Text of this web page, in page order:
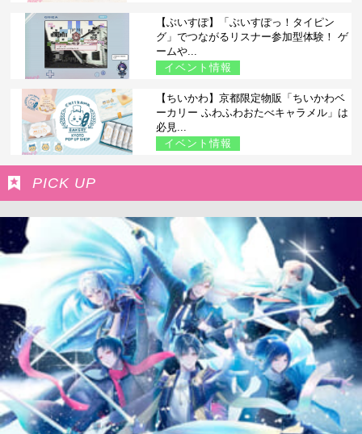
【ぶいすぽ】「ぶいすぽっ！タイピン
グ」でつながるリスナー参加型体験！ ゲ
ームや...
イベント情報
【ちいかわ】京都限定物販「ちいかわベ
ーカリー ふわふわおたべキャラメル」は
必見...
イベント情報
PICK UP